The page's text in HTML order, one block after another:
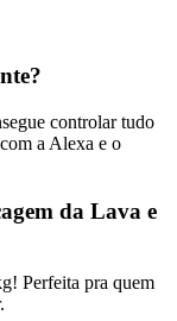
controlar tudo
a Alexa e o
da Lava e
Perfeita pra quem